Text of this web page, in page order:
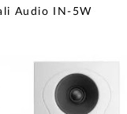
Audio IN-5W